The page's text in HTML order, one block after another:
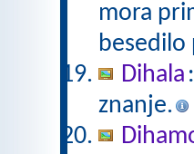
mora
Dihala
znanje.